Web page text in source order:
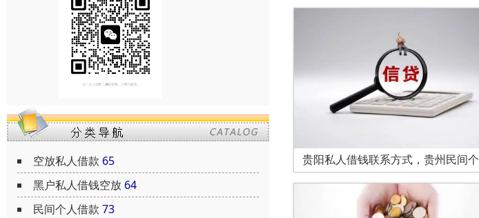
空放私人借款 65
黑户私人借钱空放 64
民间个人借款 73
贵阳私人借钱联系方式，贵州民间个